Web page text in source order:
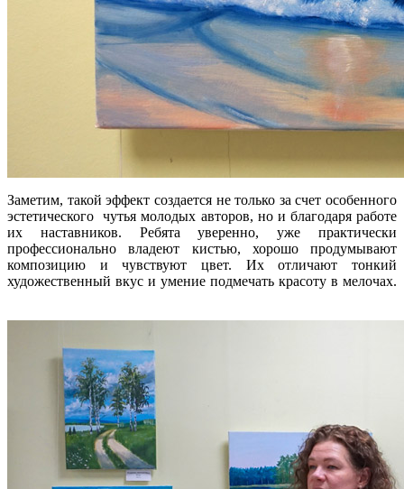
Заметим, такой эффект создается не только за счет особенного
эстетического чутья молодых авторов, но и благодаря работе
их наставников. Ребята уверенно, уже практически
профессионально владеют кистью, хорошо продумывают
композицию и чувствуют цвет. Их отличают тонкий
художественный вкус и умение подмечать красоту в мелочах.